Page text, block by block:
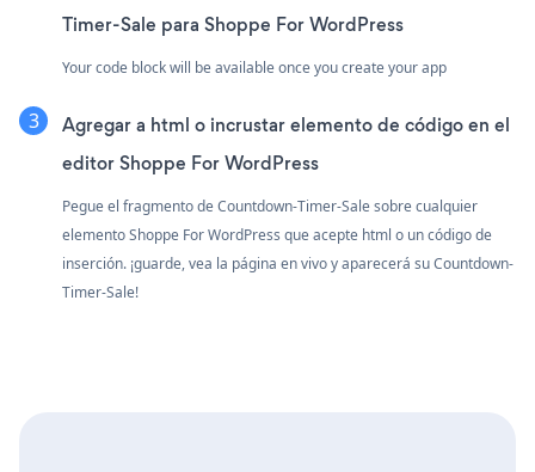
Timer-Sale para Shoppe For WordPress
Your code block will be available once you create your app
Agregar a html o incrustar elemento de código en el
editor Shoppe For WordPress
Pegue el fragmento de Countdown-Timer-Sale sobre cualquier
elemento Shoppe For WordPress que acepte html o un código de
inserción. ¡guarde, vea la página en vivo y aparecerá su Countdown-
Timer-Sale!